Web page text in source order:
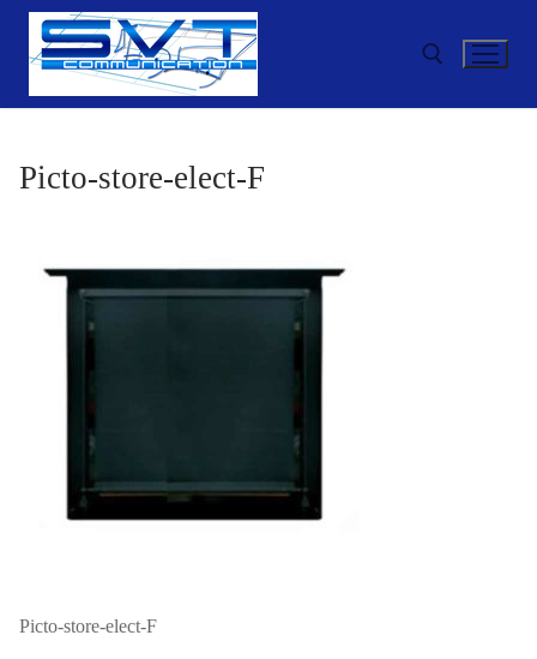
Aller
contenu
Picto-store-elect-F
Picto-store-elect-F